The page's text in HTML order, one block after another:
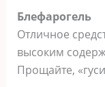
Блефарогель
Отличное
высоким
Прощайте,